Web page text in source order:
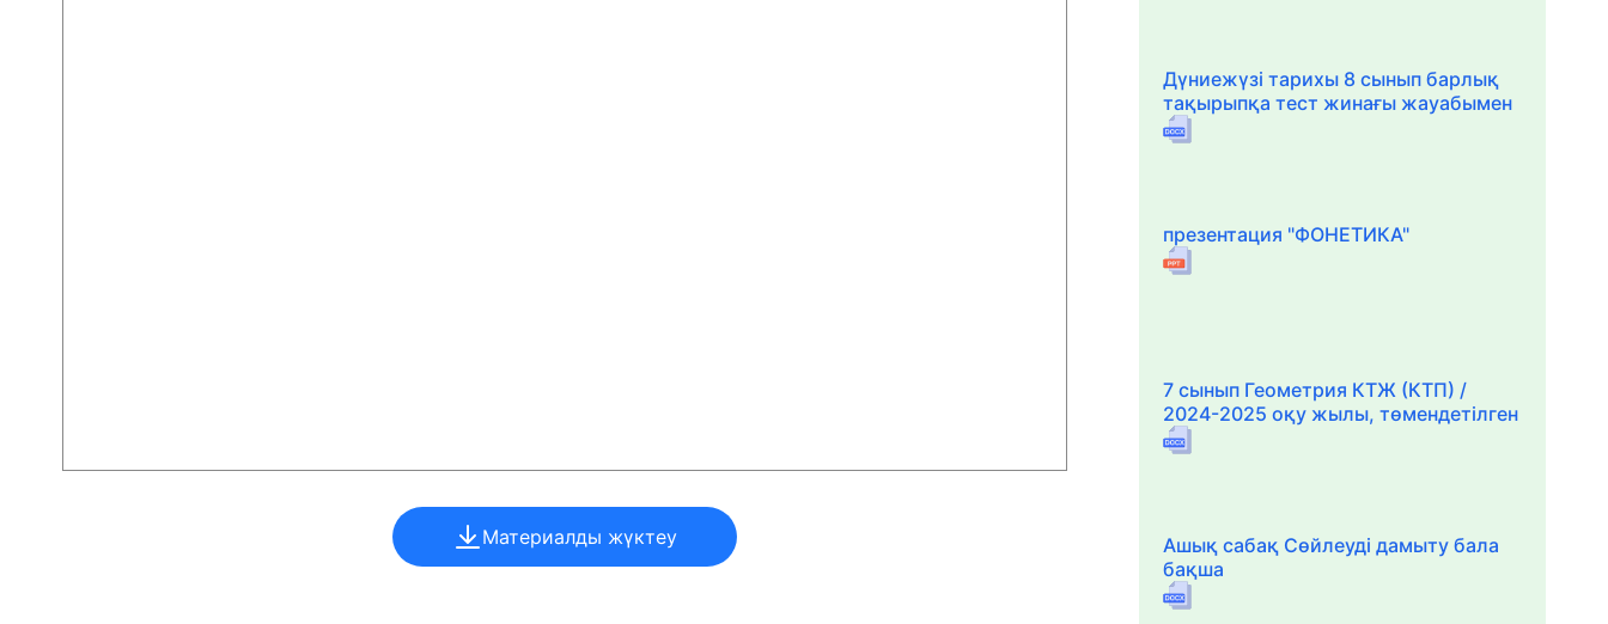
Материалды жүктеу
Дүниежүзі тарихы 8 сынып барлық
тақырыпқа тест жинағы жауабымен
презентация "ФОНЕТИКА"
7 сынып Геометрия КТЖ (КТП) /
2024-2025 оқу жылы, төмендетілген
Ашық сабақ Сөйлеуді дамыту бала
бақша